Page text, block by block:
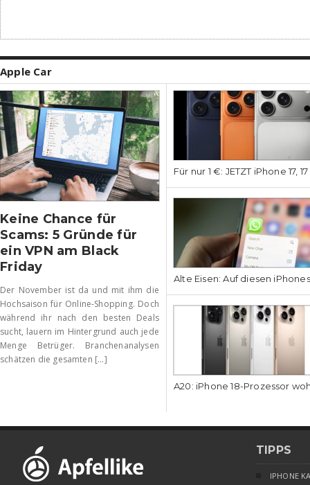
Apple Car
Keine Chance für
Scams: 5 Gründe für
ein VPN am Black
Friday
Der November ist da und mit ihm die
Hochsaison für Online-Shopping. Doch
während ihr nach den besten Deals
sucht, lauern im Hintergrund auch jede
Menge Betrüger. Branchenanalysen
schätzen die gesamten [...]
Für nur 1 €: JETZT iPhone 17,
Alte Eisen: Auf diesen
A20: iPhone 18-Prozessor
TIPPS
IPHONE